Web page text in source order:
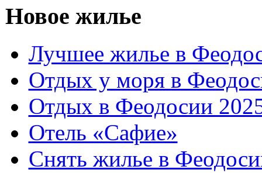
Новое жилье
Лучшее жилье в
Отдых у моря в
Отдых в Феодосии
Отель «Сафие»
Снять жилье в